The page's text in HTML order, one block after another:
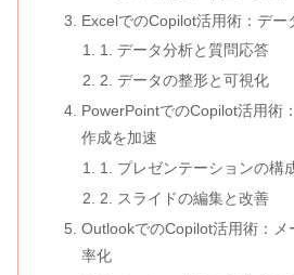
ExcelでのCopilot活用術：デー
1. データ分析と質問応答
2. データの整形と可視化
PowerPointでのCopilot活用術
作成を加速
1. プレゼンテーションの構
2. スライドの編集と改善
OutlookでのCopilot活用術：メ
率化